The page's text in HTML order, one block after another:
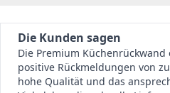
Die Kunden sagen
Die Premium
positive Rückmeldungen von
hohe Qualität und das